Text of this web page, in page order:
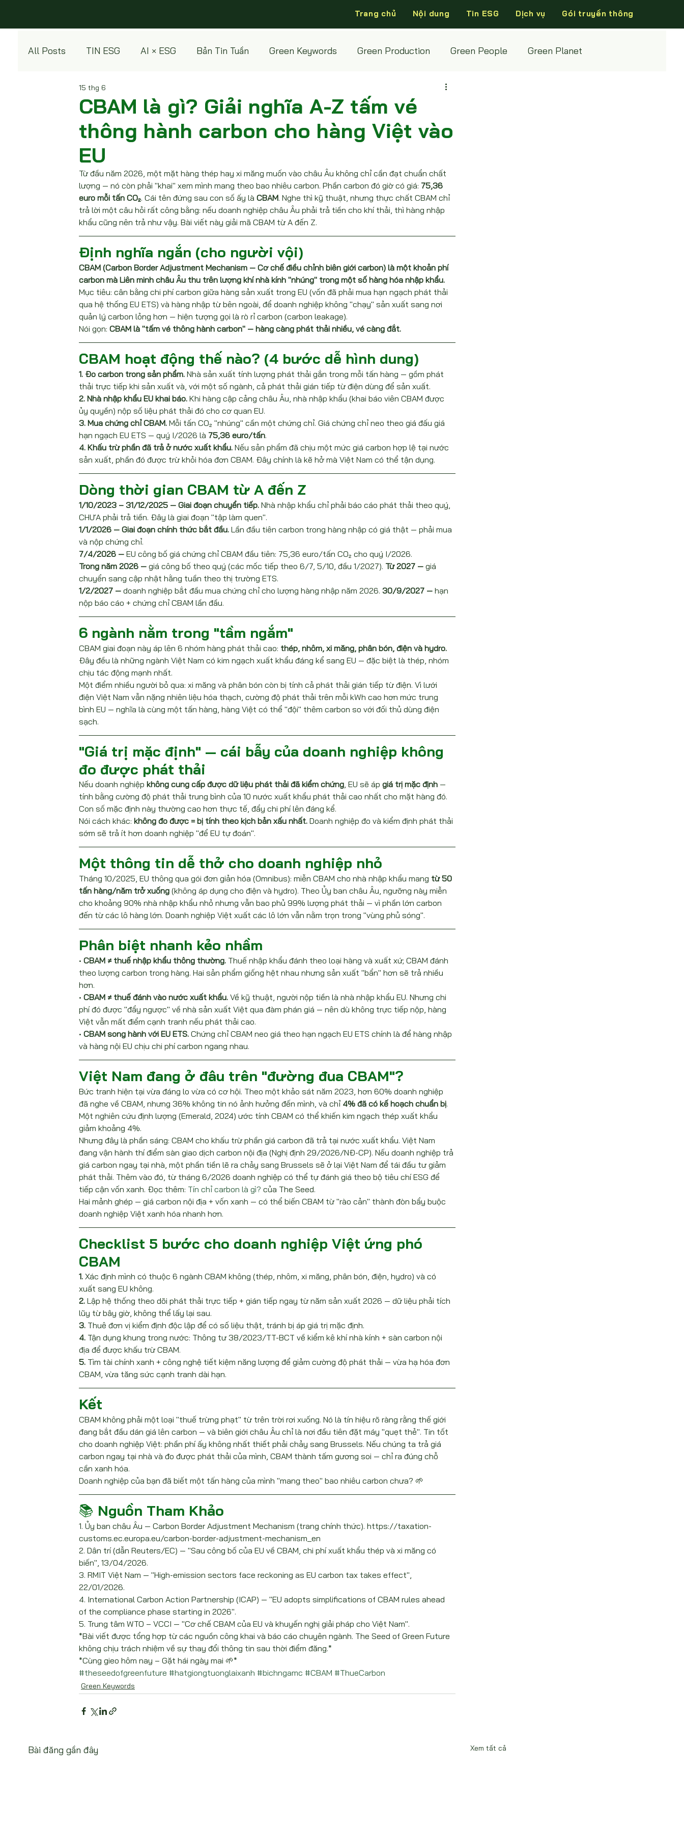
Trang chủ Nội dung Tin ESG Dịch vụ Gói truyền thông
All Posts TIN ESG AI × ESG Bản Tin Tuần Green Keywords Green Production Green People Green Planet
Green Products
CBAM là gì? Giải nghĩa A-Z tấm vé
thông hành carbon cho hàng Việt vào
EU
15 thg 6
Từ đầu năm 2026, một mặt hàng thép hay xi măng muốn vào châu Âu không chỉ cần đạt chuẩn chất
lượng — nó còn phải "khai" xem mình mang theo bao nhiêu carbon. Phần carbon đó giờ có giá: 75,36
euro mỗi tấn CO₂. Cái tên đứng sau con số ấy là CBAM. Nghe thì kỹ thuật, nhưng thực chất CBAM chỉ
trả lời một câu hỏi rất công bằng: nếu doanh nghiệp châu Âu phải trả tiền cho khí thải, thì hàng nhập
khẩu cũng nên trả như vậy. Bài viết này giải mã CBAM từ A đến Z.
Định nghĩa ngắn (cho người vội)
CBAM (Carbon Border Adjustment Mechanism — Cơ chế điều chỉnh biên giới carbon) là một khoản phí
carbon mà Liên minh châu Âu thu trên lượng khí nhà kính "nhúng" trong một số hàng hóa nhập khẩu.
Mục tiêu: cân bằng chi phí carbon giữa hàng sản xuất trong EU (vốn đã phải mua hạn ngạch phát thải
qua hệ thống EU ETS) và hàng nhập từ bên ngoài, để doanh nghiệp không "chạy" sản xuất sang nơi
quản lý carbon lỏng hơn — hiện tượng gọi là rò rỉ carbon (carbon leakage).
Nói gọn: CBAM là "tấm vé thông hành carbon" — hàng càng phát thải nhiều, vé càng đắt.
CBAM hoạt động thế nào? (4 bước dễ hình dung)
1. Đo carbon trong sản phẩm. Nhà sản xuất tính lượng phát thải gắn trong mỗi tấn hàng — gồm phát
thải trực tiếp khi sản xuất và, với một số ngành, cả phát thải gián tiếp từ điện dùng để sản xuất.
2. Nhà nhập khẩu EU khai báo. Khi hàng cập cảng châu Âu, nhà nhập khẩu (khai báo viên CBAM được
ủy quyền) nộp số liệu phát thải đó cho cơ quan EU.
3. Mua chứng chỉ CBAM. Mỗi tấn CO₂ "nhúng" cần một chứng chỉ. Giá chứng chỉ neo theo giá đấu giá
hạn ngạch EU ETS — quý I/2026 là 75,36 euro/tấn.
4. Khấu trừ phần đã trả ở nước xuất khẩu. Nếu sản phẩm đã chịu một mức giá carbon hợp lệ tại nước
sản xuất, phần đó được trừ khỏi hóa đơn CBAM. Đây chính là kẽ hở mà Việt Nam có thể tận dụng.
Dòng thời gian CBAM từ A đến Z
1/10/2023 – 31/12/2025 — Giai đoạn chuyển tiếp. Nhà nhập khẩu chỉ phải báo cáo phát thải theo quý,
CHƯA phải trả tiền. Đây là giai đoạn "tập làm quen".
1/1/2026 — Giai đoạn chính thức bắt đầu. Lần đầu tiên carbon trong hàng nhập có giá thật — phải mua
và nộp chứng chỉ.
7/4/2026 — EU công bố giá chứng chỉ CBAM đầu tiên: 75,36 euro/tấn CO₂ cho quý I/2026.
Trong năm 2026 — giá công bố theo quý (các mốc tiếp theo 6/7, 5/10, đầu 1/2027). Từ 2027 — giá
chuyển sang cập nhật hằng tuần theo thị trường ETS.
1/2/2027 — doanh nghiệp bắt đầu mua chứng chỉ cho lượng hàng nhập năm 2026. 30/9/2027 — hạn
nộp báo cáo + chứng chỉ CBAM lần đầu.
6 ngành nằm trong "tầm ngắm"
CBAM giai đoạn này áp lên 6 nhóm hàng phát thải cao: thép, nhôm, xi măng, phân bón, điện và hydro.
Đây đều là những ngành Việt Nam có kim ngạch xuất khẩu đáng kể sang EU — đặc biệt là thép, nhóm
chịu tác động mạnh nhất.
Một điểm nhiều người bỏ qua: xi măng và phân bón còn bị tính cả phát thải gián tiếp từ điện. Vì lưới
điện Việt Nam vẫn nặng nhiên liệu hóa thạch, cường độ phát thải trên mỗi kWh cao hơn mức trung
bình EU — nghĩa là cùng một tấn hàng, hàng Việt có thể "đội" thêm carbon so với đối thủ dùng điện
sạch.
"Giá trị mặc định" — cái bẫy của doanh nghiệp không
đo được phát thải
Nếu doanh nghiệp không cung cấp được dữ liệu phát thải đã kiểm chứng, EU sẽ áp giá trị mặc định —
tính bằng cường độ phát thải trung bình của 10 nước xuất khẩu phát thải cao nhất cho mặt hàng đó.
Con số mặc định này thường cao hơn thực tế, đẩy chi phí lên đáng kể.
Nói cách khác: không đo được = bị tính theo kịch bản xấu nhất. Doanh nghiệp đo và kiểm định phát thải
sớm sẽ trả ít hơn doanh nghiệp "để EU tự đoán".
Một thông tin dễ thở cho doanh nghiệp nhỏ
Tháng 10/2025, EU thông qua gói đơn giản hóa (Omnibus): miễn CBAM cho nhà nhập khẩu mang từ 50
tấn hàng/năm trở xuống (không áp dụng cho điện và hydro). Theo Ủy ban châu Âu, ngưỡng này miễn
cho khoảng 90% nhà nhập khẩu nhỏ nhưng vẫn bao phủ 99% lượng phát thải — vì phần lớn carbon
đến từ các lô hàng lớn. Doanh nghiệp Việt xuất các lô lớn vẫn nằm trọn trong "vùng phủ sóng".
Phân biệt nhanh kẻo nhầm
• CBAM ≠ thuế nhập khẩu thông thường. Thuế nhập khẩu đánh theo loại hàng và xuất xứ; CBAM đánh
theo lượng carbon trong hàng. Hai sản phẩm giống hệt nhau nhưng sản xuất "bẩn" hơn sẽ trả nhiều
hơn.
• CBAM ≠ thuế đánh vào nước xuất khẩu. Về kỹ thuật, người nộp tiền là nhà nhập khẩu EU. Nhưng chi
phí đó được "đẩy ngược" về nhà sản xuất Việt qua đàm phán giá — nên dù không trực tiếp nộp, hàng
Việt vẫn mất điểm cạnh tranh nếu phát thải cao.
• CBAM song hành với EU ETS. Chứng chỉ CBAM neo giá theo hạn ngạch EU ETS chính là để hàng nhập
và hàng nội EU chịu chi phí carbon ngang nhau.
Việt Nam đang ở đâu trên "đường đua CBAM"?
Bức tranh hiện tại vừa đáng lo vừa có cơ hội. Theo một khảo sát năm 2023, hơn 60% doanh nghiệp
đã nghe về CBAM, nhưng 36% không tin nó ảnh hưởng đến mình, và chỉ 4% đã có kế hoạch chuẩn bị.
Một nghiên cứu định lượng (Emerald, 2024) ước tính CBAM có thể khiến kim ngạch thép xuất khẩu
giảm khoảng 4%.
Nhưng đây là phần sáng: CBAM cho khấu trừ phần giá carbon đã trả tại nước xuất khẩu. Việt Nam
đang vận hành thí điểm sàn giao dịch carbon nội địa (Nghị định 29/2026/NĐ-CP). Nếu doanh nghiệp trả
giá carbon ngay tại nhà, một phần tiền lẽ ra chảy sang Brussels sẽ ở lại Việt Nam để tái đầu tư giảm
phát thải. Thêm vào đó, từ tháng 6/2026 doanh nghiệp có thể tự đánh giá theo bộ tiêu chí ESG để
tiếp cận vốn xanh. Đọc thêm: Tín chỉ carbon là gì? của The Seed.
Hai mảnh ghép — giá carbon nội địa + vốn xanh — có thể biến CBAM từ "rào cản" thành đòn bẩy buộc
doanh nghiệp Việt xanh hóa nhanh hơn.
Checklist 5 bước cho doanh nghiệp Việt ứng phó
CBAM
1. Xác định mình có thuộc 6 ngành CBAM không (thép, nhôm, xi măng, phân bón, điện, hydro) và có
xuất sang EU không.
2. Lập hệ thống theo dõi phát thải trực tiếp + gián tiếp ngay từ năm sản xuất 2026 — dữ liệu phải tích
lũy từ bây giờ, không thể lấy lại sau.
3. Thuê đơn vị kiểm định độc lập để có số liệu thật, tránh bị áp giá trị mặc định.
4. Tận dụng khung trong nước: Thông tư 38/2023/TT-BCT về kiểm kê khí nhà kính + sàn carbon nội
địa để được khấu trừ CBAM.
5. Tìm tài chính xanh + công nghệ tiết kiệm năng lượng để giảm cường độ phát thải — vừa hạ hóa đơn
CBAM, vừa tăng sức cạnh tranh dài hạn.
Kết
CBAM không phải một loại "thuế trừng phạt" từ trên trời rơi xuống. Nó là tín hiệu rõ ràng rằng thế giới
đang bắt đầu dán giá lên carbon — và biên giới châu Âu chỉ là nơi đầu tiên đặt máy "quẹt thẻ". Tin tốt
cho doanh nghiệp Việt: phần phí ấy không nhất thiết phải chảy sang Brussels. Nếu chúng ta trả giá
carbon ngay tại nhà và đo được phát thải của mình, CBAM thành tấm gương soi — chỉ ra đúng chỗ
cần xanh hóa.
Doanh nghiệp của bạn đã biết một tấn hàng của mình "mang theo" bao nhiêu carbon chưa? 🌱
📚 Nguồn Tham Khảo
1. Ủy ban châu Âu — Carbon Border Adjustment Mechanism (trang chính thức). https://taxation-
customs.ec.europa.eu/carbon-border-adjustment-mechanism_en
2. Dân trí (dẫn Reuters/EC) — "Sau công bố của EU về CBAM, chi phí xuất khẩu thép và xi măng có
biến", 13/04/2026.
3. RMIT Việt Nam — "High-emission sectors face reckoning as EU carbon tax takes effect",
22/01/2026.
4. International Carbon Action Partnership (ICAP) — "EU adopts simplifications of CBAM rules ahead
of the compliance phase starting in 2026".
5. Trung tâm WTO – VCCI — "Cơ chế CBAM của EU và khuyến nghị giải pháp cho Việt Nam".
*Bài viết được tổng hợp từ các nguồn công khai và báo cáo chuyên ngành. The Seed of Green Future
không chịu trách nhiệm về sự thay đổi thông tin sau thời điểm đăng.*
*Cùng gieo hôm nay – Gặt hái ngày mai 🌱*
#theseedofgreenfuture #hatgiongtuonglaixanh #bichngamc #CBAM #ThueCarbon
Green Keywords
Bài đăng gần đây Xem tất cả